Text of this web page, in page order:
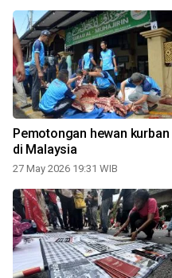
Pemotongan hewan kurban
di Malaysia
27 May 2026 19:31 WIB